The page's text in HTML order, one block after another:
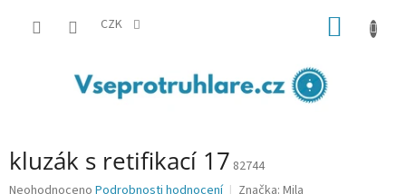
CZK
kluzák s retifikací 17 82744
Průměrné